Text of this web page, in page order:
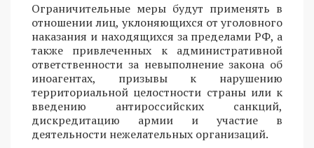
Ограничительные меры будут применять в
отношении лиц, уклоняющихся от уголовного
наказания и находящихся за пределами РФ, а
также привлеченных к административной
ответственности за невыполнение закона об
иноагентах, призывы к нарушению
территориальной целостности страны или к
введению антироссийских санкций,
дискредитацию армии и участие в
деятельности нежелательных организаций.